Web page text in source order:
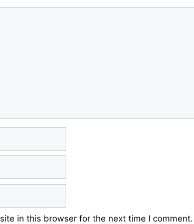
in this browser for the next time I comment.